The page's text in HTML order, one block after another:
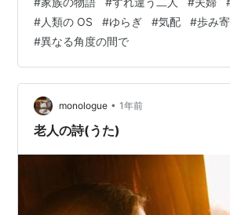
線や乗り継ぎルートを慣れた指で素早
「このルートなら、間に合うかもしれ
声が落ちる。 妻はその横にそっと寄り
むようにして思いついた案を柔らかく
え、こういう行き方もあるんじゃない
気持ちがそのまま形になった提案だっ
#人類の OS #ゆらぎ #気配 #歩み
#異なる角度の間で
monologue • 1年前
老人の詩(うた)